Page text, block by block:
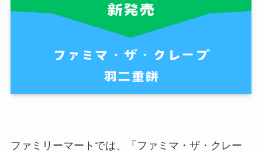
ファミリーマートでは、「ファミマ・ザ・クレー